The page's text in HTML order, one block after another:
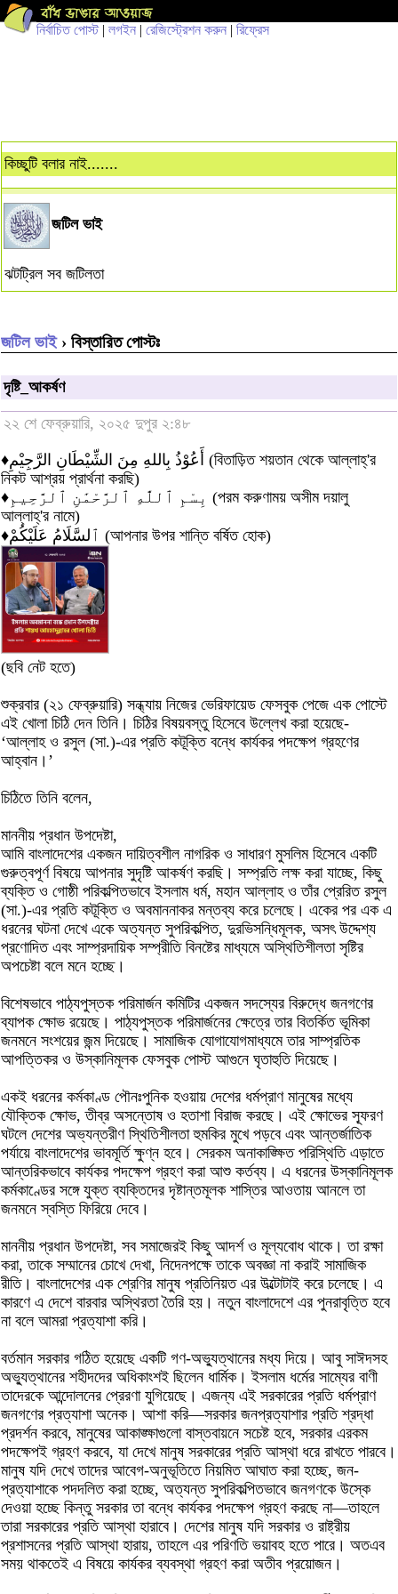
নির্বাচিত পোস্ট| লগইন | রেজিস্ট্রেশন করুন | রিফ্রেস
কিচ্ছুটি বলার নাই.......
জটিল ভাই
ঝটট্রিল সব জটিলতা
জটিল ভাই› বিস্তারিত পোস্টঃ
দৃষ্টি_আকর্ষণ
২২ শে ফেব্রুয়ারি, ২০২৫ দুপুর ২:৪৮
♦أَعُوْذُ بِاللهِ مِنَ الشِّيْطَانِ الرَّجِيْمِ (বিতাড়িত শয়তান থেকে আল্লাহ্'র
নিকট আশ্রয় প্রার্থনা করছি)
♦بِسْمِ ٱللَّٰهِ ٱلرَّحْمَٰنِ ٱلرَّحِيمِ (পরম করুণাময় অসীম দয়ালু
আল্লাহ্'র নামে)
♦ٱلسَّلَامُ عَلَيْكُمْ (আপনার উপর শান্তি বর্ষিত হোক)
(ছবি নেট হতে)
শুক্রবার (২১ ফেব্রুয়ারি) সন্ধ্যায় নিজের ভেরিফায়েড ফেসবুক পেজে এক পোস্টে
এই খোলা চিঠি দেন তিনি। চিঠির বিষয়বস্তু হিসেবে উল্লেখ করা হয়েছে-
‘আল্লাহ ও রসুল (সা.)-এর প্রতি কটূক্তি বন্ধে কার্যকর পদক্ষেপ গ্রহণের
আহ্বান।’
চিঠিতে তিনি বলেন,
মাননীয় প্রধান উপদেষ্টা,
আমি বাংলাদেশের একজন দায়িত্বশীল নাগরিক ও সাধারণ মুসলিম হিসেবে একটি
গুরুত্বপূর্ণ বিষয়ে আপনার সুদৃষ্টি আকর্ষণ করছি। সম্প্রতি লক্ষ করা যাচ্ছে, কিছু
ব্যক্তি ও গোষ্ঠী পরিকল্পিতভাবে ইসলাম ধর্ম, মহান আল্লাহ ও তাঁর প্রেরিত রসুল
(সা.)-এর প্রতি কটূক্তি ও অবমাননাকর মন্তব্য করে চলেছে। একের পর এক এ
ধরনের ঘটনা দেখে একে অত্যন্ত সুপরিকল্পিত, দুরভিসন্ধিমূলক, অসৎ উদ্দেশ্য
প্রণোদিত এবং সাম্প্রদায়িক সম্প্রীতি বিনষ্টের মাধ্যমে অস্থিতিশীলতা সৃষ্টির
অপচেষ্টা বলে মনে হচ্ছে।
বিশেষভাবে পাঠ্যপুস্তক পরিমার্জন কমিটির একজন সদস্যের বিরুদ্ধে জনগণের
ব্যাপক ক্ষোভ রয়েছে। পাঠ্যপুস্তক পরিমার্জনের ক্ষেত্রে তার বিতর্কিত ভূমিকা
জনমনে সংশয়ের জন্ম দিয়েছে। সামাজিক যোগাযোগমাধ্যমে তার সাম্প্রতিক
আপত্তিকর ও উস্কানিমূলক ফেসবুক পোস্ট আগুনে ঘৃতাহুতি দিয়েছে।
একই ধরনের কর্মকাণ্ড পৌনঃপুনিক হওয়ায় দেশের ধর্মপ্রাণ মানুষের মধ্যে
যৌক্তিক ক্ষোভ, তীব্র অসন্তোষ ও হতাশা বিরাজ করছে। এই ক্ষোভের স্ফূরণ
ঘটলে দেশের অভ্যন্তরীণ স্থিতিশীলতা হুমকির মুখে পড়বে এবং আন্তর্জাতিক
পর্যায়ে বাংলাদেশের ভাবমূর্তি ক্ষুণ্ন হবে। সেরকম অনাকাঙ্ক্ষিত পরিস্থিতি এড়াতে
আন্তরিকভাবে কার্যকর পদক্ষেপ গ্রহণ করা আশু কর্তব্য। এ ধরনের উস্কানিমূলক
কর্মকাণ্ডের সঙ্গে যুক্ত ব্যক্তিদের দৃষ্টান্তমূলক শাস্তির আওতায় আনলে তা
জনমনে স্বস্তি ফিরিয়ে দেবে।
মাননীয় প্রধান উপদেষ্টা, সব সমাজেরই কিছু আদর্শ ও মূল্যবোধ থাকে। তা রক্ষা
করা, তাকে সম্মানের চোখে দেখা, নিদেনপক্ষে তাকে অবজ্ঞা না করাই সামাজিক
রীতি। বাংলাদেশের এক শ্রেণির মানুষ প্রতিনিয়ত এর উল্টোটাই করে চলেছে। এ
কারণে এ দেশে বারবার অস্থিরতা তৈরি হয়। নতুন বাংলাদেশে এর পুনরাবৃত্তি হবে
না বলে আমরা প্রত্যাশা করি।
বর্তমান সরকার গঠিত হয়েছে একটি গণ-অভ্যুত্থানের মধ্য দিয়ে। আবু সাঈদসহ
অভ্যুত্থানের শহীদদের অধিকাংশই ছিলেন ধার্মিক। ইসলাম ধর্মের সাম্যের বাণী
তাদেরকে আন্দোলনের প্রেরণা যুগিয়েছে। এজন্য এই সরকারের প্রতি ধর্মপ্রাণ
জনগণের প্রত্যাশা অনেক। আশা করি—সরকার জনপ্রত্যাশার প্রতি শ্রদ্ধা
প্রদর্শন করবে, মানুষের আকাঙ্ক্ষাগুলো বাস্তবায়নে সচেষ্ট হবে, সরকার এরকম
পদক্ষেপই গ্রহণ করবে, যা দেখে মানুষ সরকারের প্রতি আস্থা ধরে রাখতে পারবে।
মানুষ যদি দেখে তাদের আবেগ-অনুভূতিতে নিয়মিত আঘাত করা হচ্ছে, জন-
প্রত্যাশাকে পদদলিত করা হচ্ছে, অত্যন্ত সুপরিকল্পিতভাবে জনগণকে উস্কে
দেওয়া হচ্ছে কিন্তু সরকার তা বন্ধে কার্যকর পদক্ষেপ গ্রহণ করছে না—তাহলে
তারা সরকারের প্রতি আস্থা হারাবে। দেশের মানুষ যদি সরকার ও রাষ্ট্রীয়
প্রশাসনের প্রতি আস্থা হারায়, তাহলে এর পরিণতি ভয়াবহ হতে পারে। অতএব
সময় থাকতেই এ বিষয়ে কার্যকর ব্যবস্থা গ্রহণ করা অতীব প্রয়োজন।